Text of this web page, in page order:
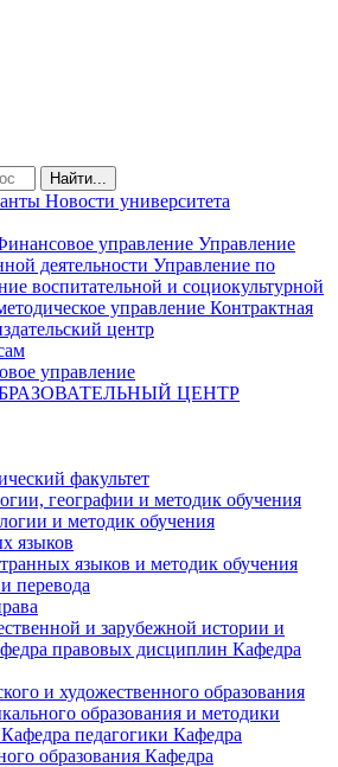
Найти...
Новости университета
управление Управление
деятельности Управление по
воспитательной и социокультурной
управление Контрактная
центр
управление
ЦЕНТР
факультет
географии и методик обучения
и методик обучения
языков
языков и методик обучения
перевода
и зарубежной истории и
правовых дисциплин Кафедра
и художественного образования
образования и методики
Кафедра педагогики Кафедра
образования Кафедра